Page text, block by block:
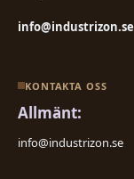
info@industrizon.se
KONTAKTA OSS
Allmänt:
info@industrizon.se